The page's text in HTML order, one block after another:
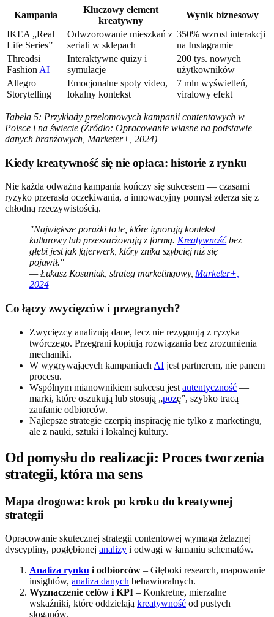
Kampania
Kluczowy element
kreatywny
Wynik biznesowy
IKEA „Real
Life Series”
Odwzorowanie mieszkań z
seriali w sklepach
350% wzrost interakcji
na Instagramie
Threadsi
Fashion AI
Interaktywne quizy i
symulacje
200 tys. nowych
użytkowników
Allegro
Storytelling
Emocjonalne spoty video,
lokalny kontekst
7 mln wyświetleń,
viralowy efekt
Tabela 5: Przykłady przełomowych kampanii contentowych w
Polsce i na świecie (Źródło: Opracowanie własne na podstawie
danych branżowych, Marketer+, 2024)
Kiedy kreatywność się nie opłaca: historie z rynku
Nie każda odważna kampania kończy się sukcesem — czasami
ryzyko przerasta oczekiwania, a innowacyjny pomysł zderza się z
chłodną rzeczywistością.
"Największe porażki to te, które ignorują kontekst
kulturowy lub przeszarżowują z formą. Kreatywnośćbez
głębi jest jak fajerwerk, który znika szybciej niż się
pojawił."
— Łukasz Kosuniak, strateg marketingowy,Marketer+,
2024
Co łączy zwycięzców i przegranych?
Zwycięzcy analizują dane, lecz nie rezygnują z ryzyka
twórczego. Przegrani kopiują rozwiązania bez zrozumienia
mechaniki.
W wygrywających kampaniach AI jest partnerem, nie panem
procesu.
Wspólnym mianownikiem sukcesu jest autentyczność —
marki, które oszukują lub stosują „pozę”, szybko tracą
zaufanie odbiorców.
Najlepsze strategie czerpią inspirację nie tylko z marketingu,
ale z nauki, sztuki i lokalnej kultury.
Od pomysłu do realizacji: Proces tworzenia
strategii, która ma sens
Mapa drogowa: krok po kroku do kreatywnej
strategii
Opracowanie skutecznej strategii contentowej wymaga żelaznej
dyscypliny, pogłębionej analizy i odwagi w łamaniu schematów.
Analiza rynku i odbiorców – Głęboki research, mapowanie
insightów, analiza danych behawioralnych.
Wyznaczenie celów i KPI – Konkretne, mierzalne
wskaźniki, które oddzielają kreatywność od pustych
sloganów.